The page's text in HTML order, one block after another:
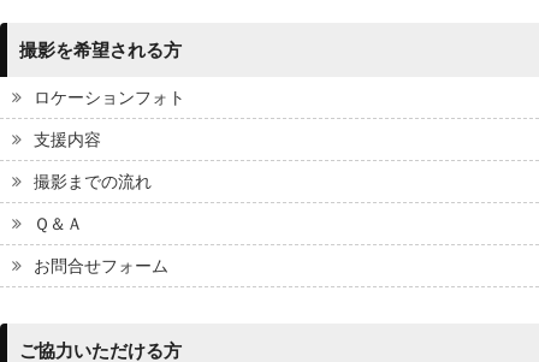
撮影を希望される方
ロケーションフォト
支援内容
撮影までの流れ
Ｑ＆Ａ
お問合せフォーム
ご協力いただける方